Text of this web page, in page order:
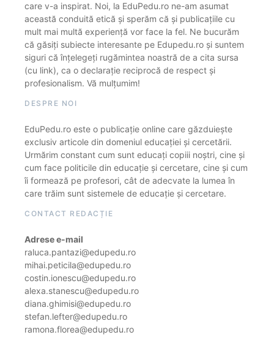
care v-a inspirat. Noi, la EduPedu.ro ne-am asumat
această conduită etică și sperăm că și publicațiile cu
mult mai multă experiență vor face la fel. Ne bucurăm
că găsiți subiecte interesante pe Edupedu.ro și suntem
siguri că înțelegeți rugămintea noastră de a cita sursa
(cu link), ca o declarație reciprocă de respect și
profesionalism. Vă mulțumim!
DESPRE NOI
EduPedu.ro este o publicație online care găzduiește
exclusiv articole din domeniul educației și cercetării.
Urmărim constant cum sunt educați copiii noștri, cine și
cum face politicile din educație și cercetare, cine și cum
îi formează pe profesori, cât de adecvate la lumea în
care trăim sunt sistemele de educație și cercetare.
CONTACT REDACȚIE
Adrese e-mail
raluca.pantazi@edupedu.ro
mihai.peticila@edupedu.ro
costin.ionescu@edupedu.ro
alexa.stanescu@edupedu.ro
diana.ghimisi@edupedu.ro
stefan.lefter@edupedu.ro
ramona.florea@edupedu.ro